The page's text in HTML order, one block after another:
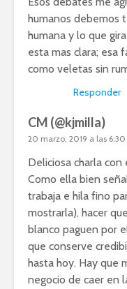
humanos debemos
humana y lo que
esta mas clara; esa
como veletas sin
Responder
CM (@kjmilla)
20 marzo, 2019 a las 6:30
Deliciosa charla con
Como ella bien
trabaja e hila fino
mostrarla), hacer
blanco paguen por
que conserve
hasta hoy. Hay que
negocio de caer en